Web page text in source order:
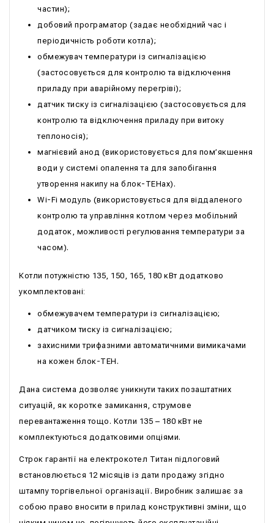
частин);
добовий програматор (задає необхідний час і
періодичність роботи котла);
обмежувач температури із сигналізацією
(застосовується для контролю та відключення
приладу при аварійному перегріві);
датчик тиску із сигналізацією (застосовується для
контролю та відключення приладу при витоку
теплоносія);
магнієвий анод (використовується для пом’якшення
води у системі опалення та для запобігання
утворення накипу на блок-ТЕНах).
Wi-Fi модуль (використовується для віддаленого
контролю та управління котлом через мобільний
додаток, можливості регулювання температури за
часом).
Котли потужністю 135, 150, 165, 180 кВт додатково
укомплектовані:
обмежувачем температури із сигналізацією;
датчиком тиску із сигналізацією;
захисними трифазними автоматичними вимикачами
на кожен блок-ТЕН.
Дана система дозволяє уникнути таких позаштатних
ситуацій, як коротке замикання, струмове
перевантаження тощо. Котли 135 – 180 кВт не
комплектуються додатковими опціями.
Строк гарантії на електрокотел Титан підлоговий
встановлюється 12 місяців із дати продажу згідно
штампу торгівельної організації. Виробник залишає за
собою право вносити в прилад конструктивні зміни, що